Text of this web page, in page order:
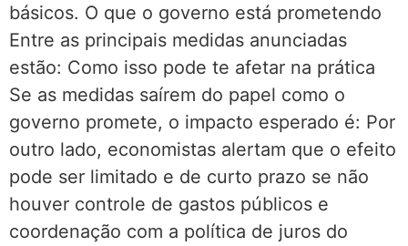
básicos. O que o governo está prometendo
Entre as principais medidas anunciadas
estão: Como isso pode te afetar na prática
Se as medidas saírem do papel como o
governo promete, o impacto esperado é: Por
outro lado, economistas alertam que o efeito
pode ser limitado e de curto prazo se não
houver controle de gastos públicos e
coordenação com a política de juros do